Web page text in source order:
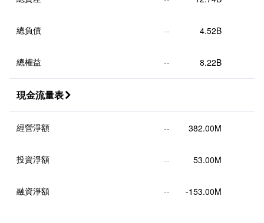
總負債 -- 4.52B
總權益 -- 8.22B
現金流量表 
經營淨額 -- 382.00M
投資淨額 -- 53.00M
融資淨額 -- -153.00M